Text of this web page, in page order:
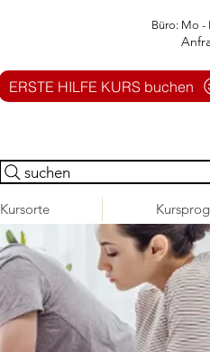
Büro: Mo -
ERSTE HILFE KURS buchen
suchen
Kursorte